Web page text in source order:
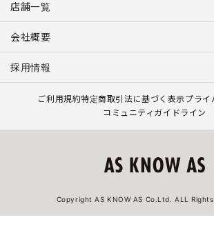
店舗一覧
会社概要
採用情報
ご利用規約特定商取引法に基づく表示プライ
コミュニティガイドライン
Copyright AS KNOW AS Co.Ltd. ALL Rights